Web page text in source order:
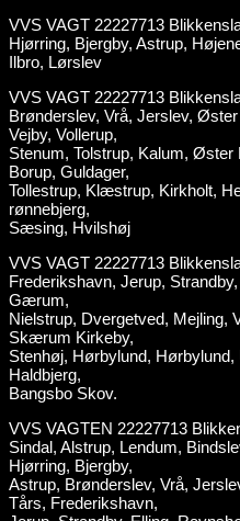
VVS VAGT 22227713
Hjørring, Bjergby, Astrup,
Ilbro, Lørslev
VVS VAGT 22227713
Brønderslev, Vrå, Jerslev,
Vejby, Vollerup,
Stenum, Tolstrup, Kalum,
Borup, Guldager,
Tollestrup, Klæstrup, Kirkholt,
rønnebjerg,
Sæsing, Hvilshøj
VVS VAGT 22227713
Frederikshavn, Jerup,
Gærum,
Nielstrup, Dvergetved,
Skærum Kirkeby,
Stenhøj, Hørbylund,
Haldbjerg,
Bangsbo Skov.
VVS VAGTEN 22227713
Sindal, Alstrup, Lendum,
Hjørring, Bjergby,
Astrup, Brønderslev, Vrå,
Tårs, Frederikshavn,